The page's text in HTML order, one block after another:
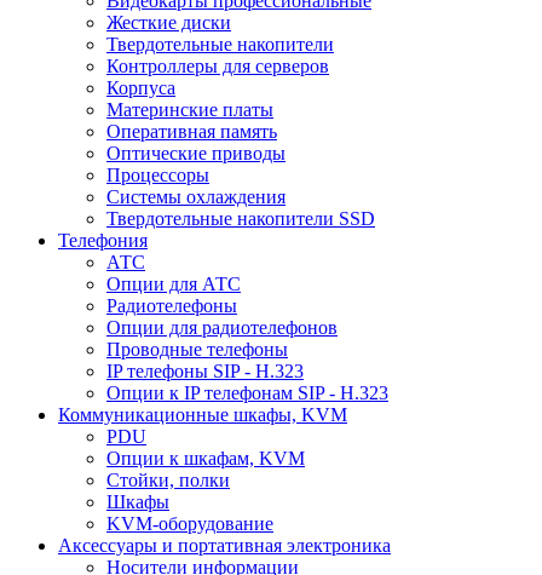
Жесткие диски
Твердотельные накопители
Контроллеры для серверов
Корпуса
Материнские платы
Оперативная память
Оптические приводы
Процессоры
Системы охлаждения
Твердотельные накопители SSD
Телефония
АТС
Опции для АТС
Радиотелефоны
Опции для радиотелефонов
Проводные телефоны
IP телефоны SIP - H.323
Опции к IP телефонам SIP - H.323
Коммуникационные шкафы, KVM
PDU
Опции к шкафам, KVM
Стойки, полки
Шкафы
KVM-оборудование
Аксессуары и портативная электроника
Носители информации